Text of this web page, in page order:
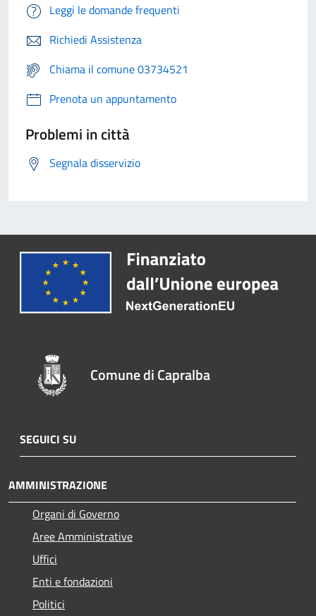
Leggi le domande frequenti
Richiedi Assistenza
Chiama il comune 03734521
Prenota un appuntamento
Problemi in città
Segnala disservizio
Comune di Capralba
SEGUICI SU
AMMINISTRAZIONE
Organi di Governo
Aree Amministrative
Uffici
Enti e fondazioni
Politici